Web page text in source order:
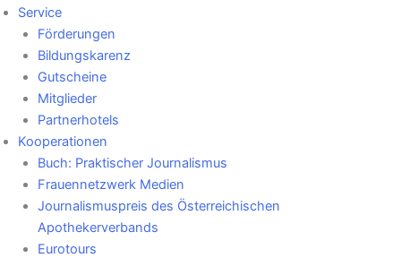
Service
Förderungen
Bildungskarenz
Gutscheine
Mitglieder
Partnerhotels
Kooperationen
Buch: Praktischer Journalismus
Frauennetzwerk Medien
Journalismuspreis des Österreichischen
Apothekerverbands
Eurotours